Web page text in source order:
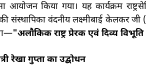
आयोजन किया गया। यह कार्यक्रम
संस्थापिका वंदनीय लक्ष्मीबाई केलकर
"अलौकिक राष्ट्र प्रेरक एवं दिव्य
रेखा गुप्ता का उद्बोधन